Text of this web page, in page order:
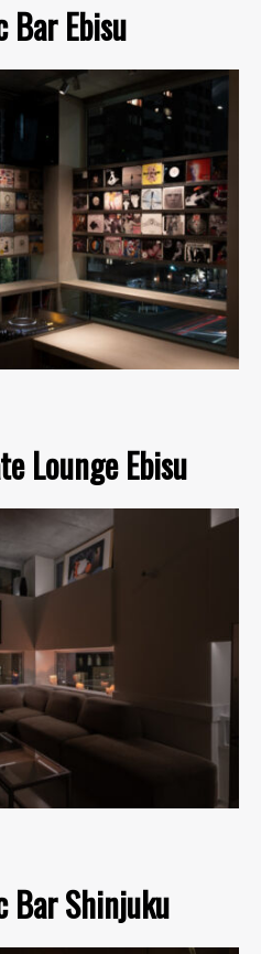
Bar Ebisu
Lounge Ebisu
Bar Shinjuku